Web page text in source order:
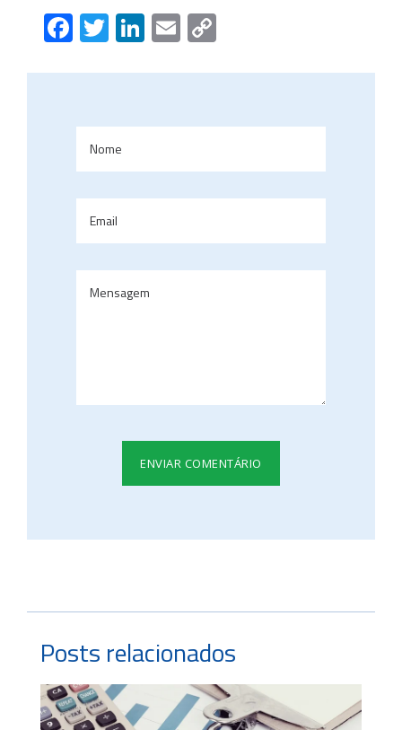
Facebook
Twitter
LinkedIn
Email
Posts relacionados